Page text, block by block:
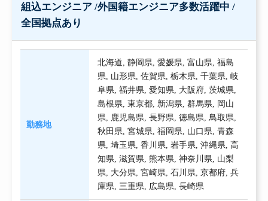
組込エンジニア /外国籍エンジニア多数活躍中 /
全国拠点あり
勤務地
北海道,静岡県,愛媛県,富山県,福島
県, 山形県,佐賀県,栃木県,千葉県,岐
阜県,福井県,愛知県, 大阪府,茨城県,
島根県,東京都, 新潟県,群馬県, 岡山
県, 鹿児島県,長野県,徳島県,鳥取県,
秋田県,宮城県,福岡県, 山口県,青森
県,埼玉県,香川県,岩手県,沖縄県,高
知県,滋賀県,熊本県,神奈川県, 山梨
県, 大分県,宮崎県,石川県,京都府,兵
庫県,三重県, 広島県,長崎県